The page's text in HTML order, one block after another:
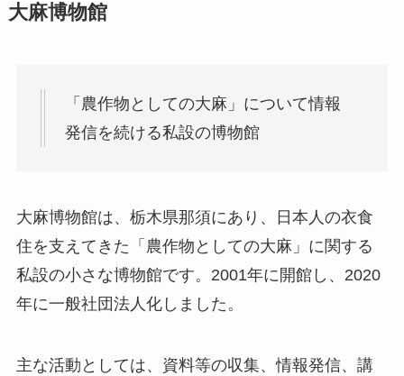
大麻博物館
「農作物としての大麻」について情報
発信を続ける私設の博物館
大麻博物館は、栃木県那須にあり、日本人の衣食
住を支えてきた「農作物としての大麻」に関する
私設の小さな博物館です。2001年に開館し、2020
年に一般社団法人化しました。
主な活動としては、資料等の収集、情報発信、講